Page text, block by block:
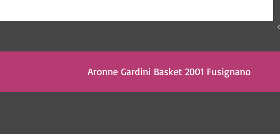
Aronne Gardini Basket 2001 Fusignano